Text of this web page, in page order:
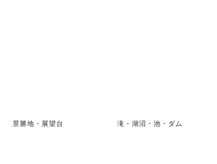
景勝地・展望台 滝・湖沼・池・ダム